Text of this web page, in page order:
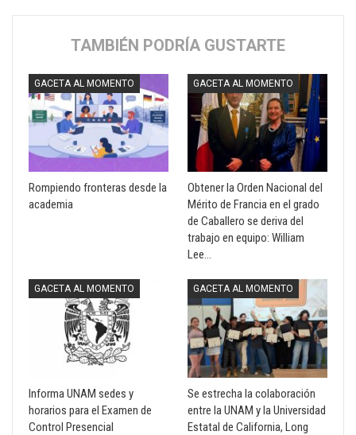
TAMBIÉN PODRÍA GUSTARTE
GACETA AL MOMENTO
Rompiendo fronteras desde la
academia
GACETA AL MOMENTO
Obtener la Orden Nacional del
Mérito de Francia en el grado
de Caballero se deriva del
trabajo en equipo: William
Lee…
GACETA AL MOMENTO
Informa UNAM sedes y
horarios para el Examen de
Control Presencial
GACETA AL MOMENTO
Se estrecha la colaboración
entre la UNAM y la Universidad
Estatal de California, Long